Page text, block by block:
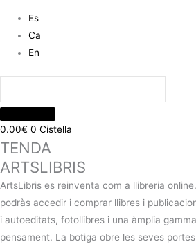
Es
Ca
En
0.00€ 0 Cistella
TENDA
ARTSLIBRIS
ArtsLibris es reinventa com a llibreria
podràs accedir i comprar llibres i
i autoeditats, fotollibres i una àmplia
pensament. La botiga obre les seves